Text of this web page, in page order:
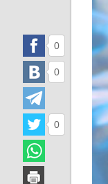
0
0
0